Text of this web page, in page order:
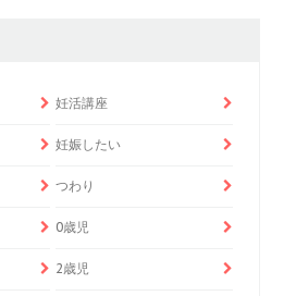
妊活講座
妊娠したい
つわり
0歳児
2歳児